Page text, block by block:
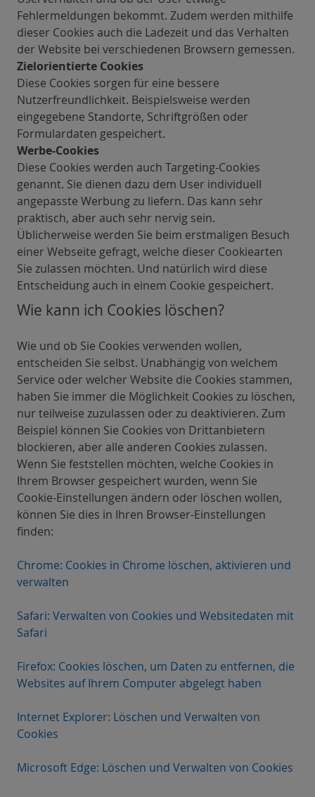
Fehlermeldungen bekommt. Zudem werden mithilfe
dieser Cookies auch die Ladezeit und das Verhalten
der Website bei verschiedenen Browsern gemessen.
Zielorientierte Cookies
Diese Cookies sorgen für eine bessere
Nutzerfreundlichkeit. Beispielsweise werden
eingegebene Standorte, Schriftgrößen oder
Formulardaten gespeichert.
Werbe-Cookies
Diese Cookies werden auch Targeting-Cookies
genannt. Sie dienen dazu dem User individuell
angepasste Werbung zu liefern. Das kann sehr
praktisch, aber auch sehr nervig sein.
Üblicherweise werden Sie beim erstmaligen Besuch
einer Webseite gefragt, welche dieser Cookiearten
Sie zulassen möchten. Und natürlich wird diese
Entscheidung auch in einem Cookie gespeichert.
Wie kann ich Cookies löschen?
Wie und ob Sie Cookies verwenden wollen,
entscheiden Sie selbst. Unabhängig von welchem
Service oder welcher Website die Cookies stammen,
haben Sie immer die Möglichkeit Cookies zu löschen,
nur teilweise zuzulassen oder zu deaktivieren. Zum
Beispiel können Sie Cookies von Drittanbietern
blockieren, aber alle anderen Cookies zulassen.
Wenn Sie feststellen möchten, welche Cookies in
Ihrem Browser gespeichert wurden, wenn Sie
Cookie-Einstellungen ändern oder löschen wollen,
können Sie dies in Ihren Browser-Einstellungen
finden:
Chrome: Cookies in Chrome löschen, aktivieren und
verwalten
Safari: Verwalten von Cookies und Websitedaten mit
Safari
Firefox: Cookies löschen, um Daten zu entfernen, die
Websites auf Ihrem Computer abgelegt haben
Internet Explorer: Löschen und Verwalten von
Cookies
Microsoft Edge: Löschen und Verwalten von Cookies